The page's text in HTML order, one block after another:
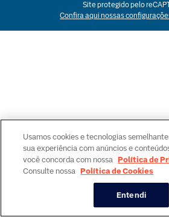
Site protegido pelo
Confira aqui nossas
Usamos cookies e tecnologias
sua experiência com anúncios e
você concorda com nossa Política de
Consulte nossa Política de Cookies
Entendi